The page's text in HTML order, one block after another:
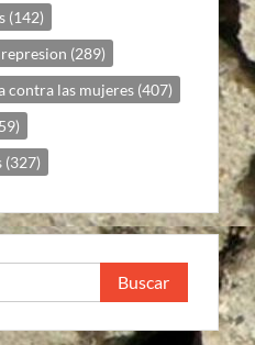
(142)
represion (289)
contra las mujeres (407)
(327)
Buscar: